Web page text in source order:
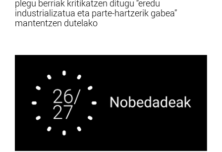
plegu berriak kritikatzen ditugu “eredu
industrializatua eta parte-hartzerik gabea”
mantentzen dutelako